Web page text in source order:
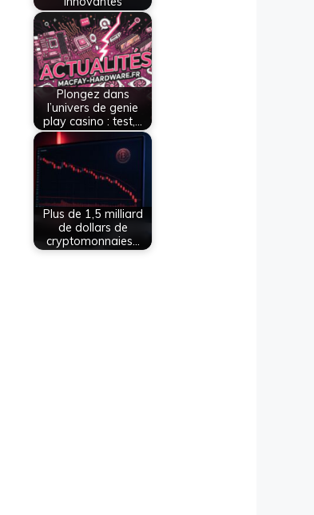
Plongez dans
l’univers de genie
play casino : test,…
Plus de 1,5 milliard
de dollars de
cryptomonnaies…